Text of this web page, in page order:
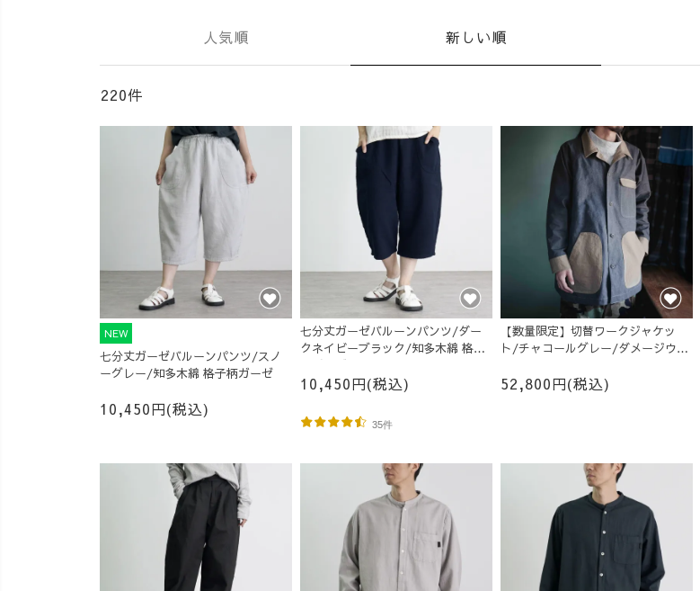
人気順 新しい順
220件
NEW
七分丈ガーゼバルーンパンツ/スノ
ーグレー/知多木綿 格子柄ガーゼ
10,450円(税込)
七分丈ガーゼバルーンパンツ/ダー
クネイビーブラック/知多木綿 格子
柄ガーゼ
10,450円(税込)
35件
【数量限定】切替ワークジャケッ
ト/チャコールグレー/ダメージウォ
52,800円(税込)